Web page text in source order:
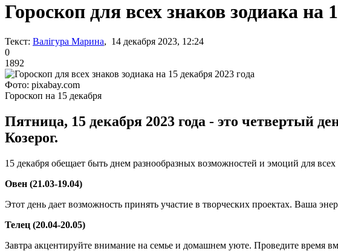
Гороскоп для всех знаков зодиака на
Текст: Валігура Марина, 14 декабря 2023, 12:24
0
1892
Фото: pixabay.com
Гороскоп на 15 декабря
Пятница, 15 декабря 2023 года - это четвертый
Козерог.
15 декабря обещает быть днем разнообразных возможностей и эмоций для всех
Овен (21.03-19.04)
Этот день дает возможность принять участие в творческих проектах. Ваша
Телец (20.04-20.05)
Завтра акцентируйте внимание на семье и домашнем уюте. Проведите время